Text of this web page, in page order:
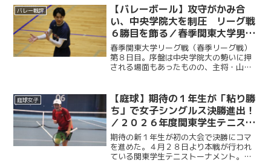
を喫したものの、最後まで慶應らしい泥
臭いバスケを貫き、４...
バレー戦評
【バレーボール】攻守がかみ合
い、中央学院大を制圧 リーグ戦
６勝目を飾る／春季関東大学男子
バレーボールリーグ戦第８日目vs
中央学院大
春季関東大学リーグ戦（春季リーグ戦）
第８日目。序盤は中央学院大の勢いに押
される場面もあったものの、主将・山口
の連続サービスエースで一気に主導権を
握り、第１セットを先取し...
庭球女子
【庭球】期待の１年生が「粘り勝
ち」で女子シングルス決勝進出！
／２０２６年度関東学生テニスト
ーナメント
期待の新１年生が初の大会で決勝にコマ
を進めた。４月２８日より本戦が行われ
ている関東学生テニストーナメント。大